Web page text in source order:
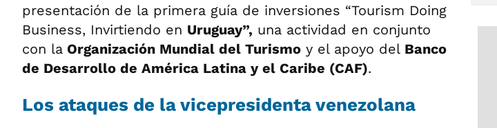
presentación de la primera guía de inversiones “Tourism Doing
Business, Invirtiendo en Uruguay”, una actividad en conjunto
con la Organización Mundial del Turismo y el apoyo del Banco
de Desarrollo de América Latina y el Caribe (CAF).
Los ataques de la vicepresidenta venezolana